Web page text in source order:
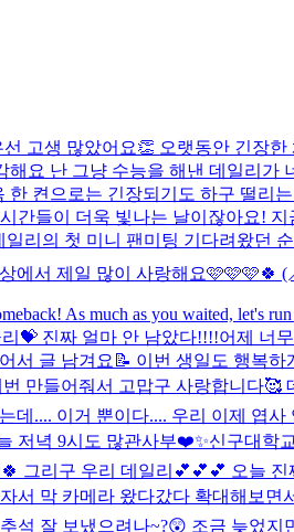
고생 많았어요👏 오랫동안 긴장
요 난 그냥 수능을 해낸 데일리가
켠으로는 긴장되기도 하구 떨리
간들이 더욱 빛나는 날이잖아요!
일리의 첫 미니 팬미팅 기다려왔던
제일 많이 사랑해요🩷🩷🩷🍀
As much as you waited, let's
💝 진짜 얼마 안 남았다!!!!어제 너
서 글 남겨요📝 이번 생일도 행복
들어줘서 고맙구 사랑합니다🥰
.... 이거 뿐이다.... 우리 이제 엽
저녁 9시도 많관사부❤️✨신구대학
그리구 우리 데일리💕💕💕 오늘
서 막 카메라 왔다갔다 확대해보
석 잘 보냈으려나~?😲 조금 늦었지